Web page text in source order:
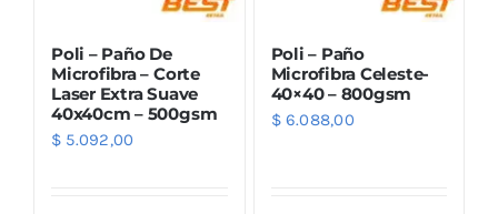
Poli – Paño De
Microfibra – Corte
Laser Extra Suave
40x40cm – 500gsm
$ 5.092,00
Poli – Paño
Microfibra Celeste-
40×40 – 800gsm
$6.088,00